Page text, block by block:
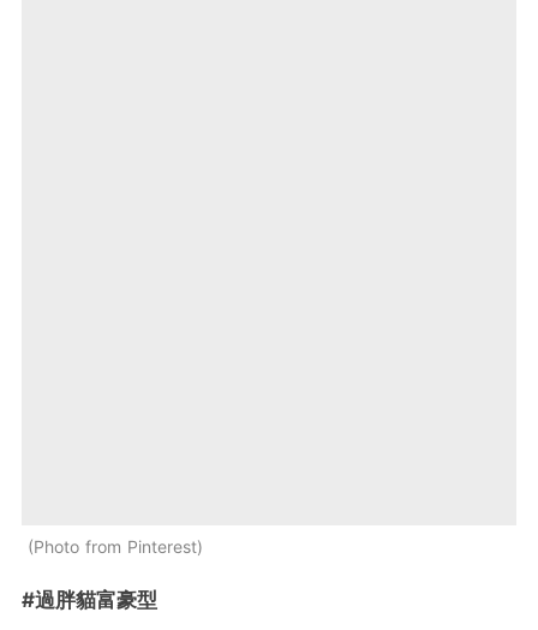
Photo from Pinterest
#過胖貓富豪型